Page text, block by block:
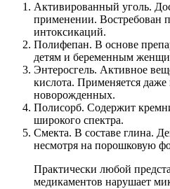
Активированный уголь.
применении. Востребован
интоксикаций.
Полифепан. В основе
детям и беременным
Энтеросгель. Активное
кислота. Применяется
новорожденных.
Полисорб. Содержит
широкого спектра.
Смекта. В составе глина.
несмотря на порошковую
Практически любой
медикаментов нарушает